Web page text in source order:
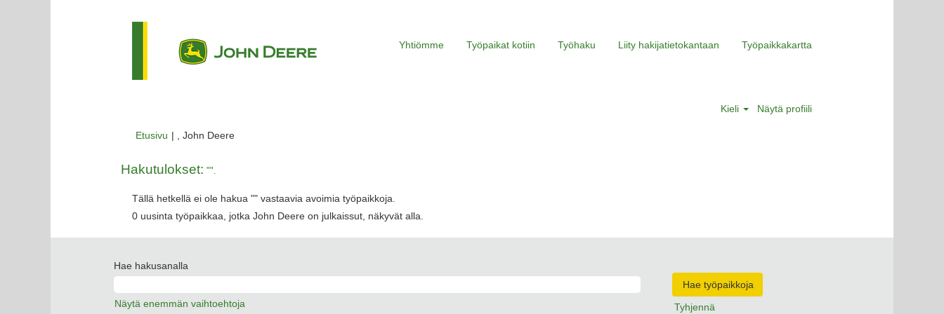
Yhtiömme Työpaikat kotiin Työhaku Liity hakijatietokantaan Työpaikkakartta
Kieli Näytä profiili
Etusivu | , John Deere(nykyinen
Hakutulokset: "".
Tällä hetkellä ei ole hakua "" vastaavia avoimia työpaikkoja.
0 uusinta työpaikkaa, jotka John Deere on julkaissut, näkyvät alla.
Hae hakusanalla
Näytä enemmän vaihtoehtoja Tyhjennä